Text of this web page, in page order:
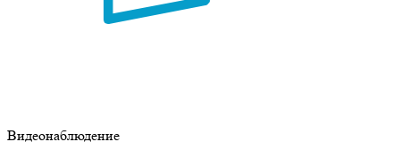
Видеонаблюдение